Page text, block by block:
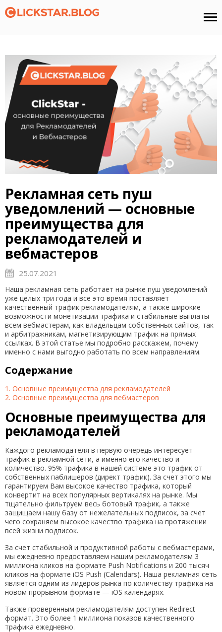
Рекламная сеть пуш
уведомлений — основные
преимущества для
рекламодателей и
вебмастеров
25.07.2021
Наша рекламная сеть работает на рынке пуш уведомлений
уже целых три года и все это время поставляет
качественный трафик рекламодателям, а также широкие
возможности монетизации трафика и стабильные выплаты
всем вебмастерам, как владельцам собственных сайтов, так
и арбитражникам, магнетизирующим трафик на прямых
ссылках. В этой статье мы подробно расскажем, почему
именно с нами выгодно работать по всем направлениям.
Содержание
1. Основные преимущества для рекламодателей
2. Основные преимущества для вебмастеров
Основные преимущества для
рекламодателей
Каждого рекламодателя в первую очередь интересует
трафик в рекламной сети, а именно его качество и
количество. 95% трафика в нашей системе это трафик от
собственных паблишеров (директ трафик). За счет этого мы
гарантируем Вам высокое качество трафика, который
конвертит на всех популярных вертикалях на рынке. Мы
тщательно фильтруем весь ботовый трафик, а также
защищаем нашу базу от нежелательных подписок, за счет
чего сохраняем высокое качество трафика на протяжении
всей жизни подписок.
За счет стабильной и продуктивной работы с вебмастерами,
мы ежедневно предоставляем нашим рекламодателям 3
миллиона кликов на формате Push Notifications и 200 тысяч
кликов на формате iOS Push (Calendars). Наша рекламная сеть
является одним из лидеров рынка по количеству трафика на
новом прорывном формате — iOS календарях.
Также проверенным рекламодателям доступен Redirect
формат. Это более 1 миллиона показов качественного
трафика ежедневно.